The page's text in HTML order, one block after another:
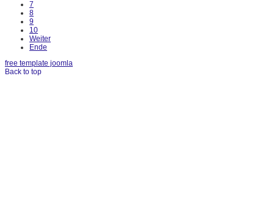
7
8
9
10
Weiter
Ende
free template joomla
Back to top